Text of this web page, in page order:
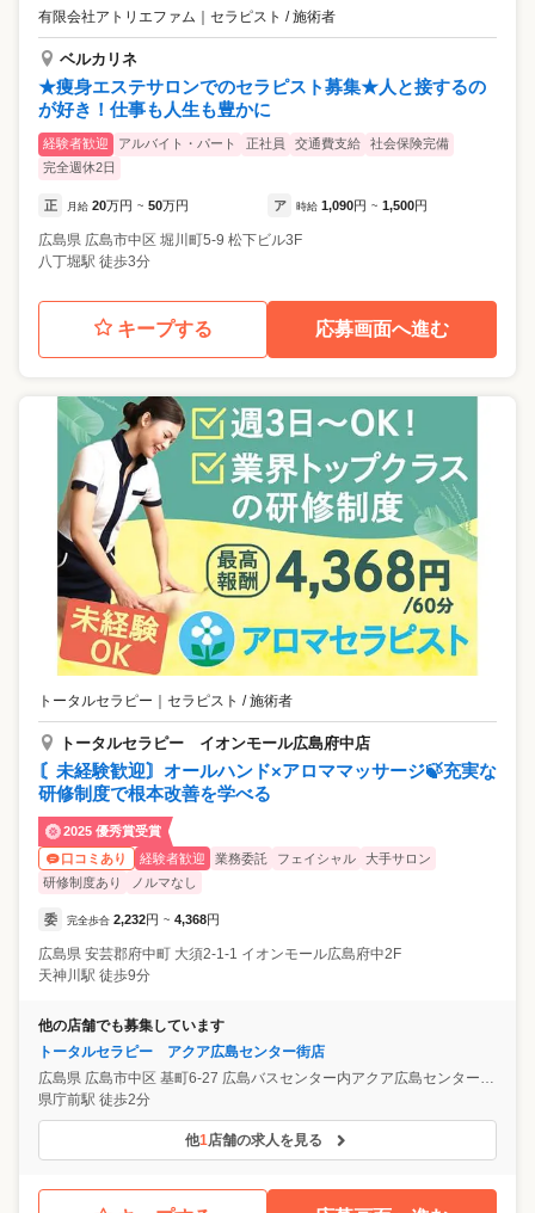
有限会社アトリエファム ｜ セラピスト / 施術者
ベルカリネ
★痩身エステサロンでのセラピスト募集★人と接するの
が好き！仕事も人生も豊かに
経験者歓迎 アルバイト・パート 正社員 交通費支給
社会保険完備
完全週休2日
正 月給 20万円 ~ 50万円 ア 時給 1,090円 ~ 1,500円
広島県 広島市中区 堀川町5-9 松下ビル3F
八丁堀駅 徒歩3分
キープする 応募画面へ進む
トータルセラピー セラピスト / 施術者
トータルセラピー イオンモール広島府中店
〘未経験歓迎〙オールハンド×アロママッサージ🍃充実な
研修制度で根本改善を学べる
2025 優秀賞受賞
口コミあり
経験者歓迎 業務委託 フェイシャル
大手サロン
研修制度あり
ノルマなし
委 完全歩合 2,232円 ~ 4,368円
広島県 安芸郡府中町 大須2-1-1 イオンモール広島府中2F
天神川駅 徒歩9分
他の店舗でも募集しています
トータルセラピー アクア広島センター街店
広島県 広島市中区 基町6-27 広島バスセンター内アクア広島センター街4F
県庁前駅 徒歩2分
他1店舗の求人を見る